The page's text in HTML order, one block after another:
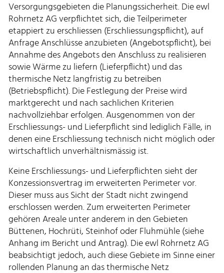
Versorgungsgebieten die Planungssicherheit. Die ewl
Rohrnetz AG verpflichtet sich, die Teilperimeter
etappiert zu erschliessen (Erschliessungspflicht), auf
Anfrage Anschlüsse anzubieten (Angebotspflicht), bei
Annahme des Angebots den Anschluss zu realisieren
sowie Wärme zu liefern (Lieferpflicht) und das
thermische Netz langfristig zu betreiben
(Betriebspflicht). Die Festlegung der Preise wird
marktgerecht und nach sachlichen Kriterien
nachvollziehbar erfolgen. Ausgenommen von der
Erschliessungs- und Lieferpflicht sind lediglich Fälle, in
denen eine Erschliessung technisch nicht möglich oder
wirtschaftlich unverhältnismässig ist.
Keine Erschliessungs- und Lieferpflichten sieht der
Konzessionsvertrag im erweiterten Perimeter vor.
Dieser muss aus Sicht der Stadt nicht zwingend
erschlossen werden. Zum erweiterten Perimeter
gehören Areale unter anderem in den Gebieten
Büttenen, Hochrüti, Steinhof oder Fluhmühle (siehe
Anhang im Bericht und Antrag). Die ewl Rohrnetz AG
beabsichtigt jedoch, auch diese Gebiete im Sinne einer
rollenden Planung an das thermische Netz